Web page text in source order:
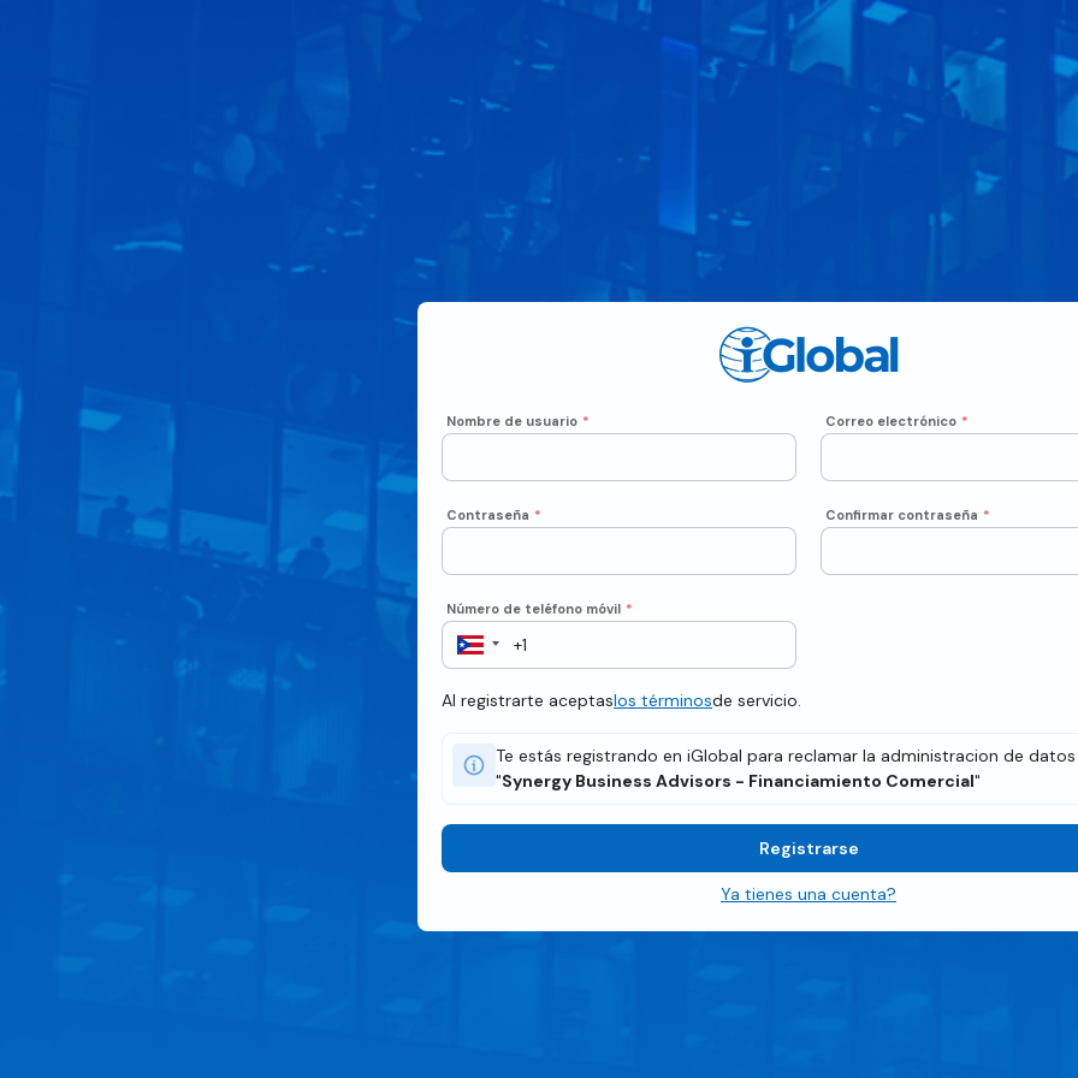
Nombre de usuario * Correo electrónico *
Contraseña * Confirmar contraseña *
Número de teléfono móvil *
Al registrarte aceptaslos términosde servicio.
Te estás registrando en iGlobal para reclamar la administracion de
"Synergy Business Advisors - Financiamiento Comercial"
Registrarse
Ya tienes una cuenta?